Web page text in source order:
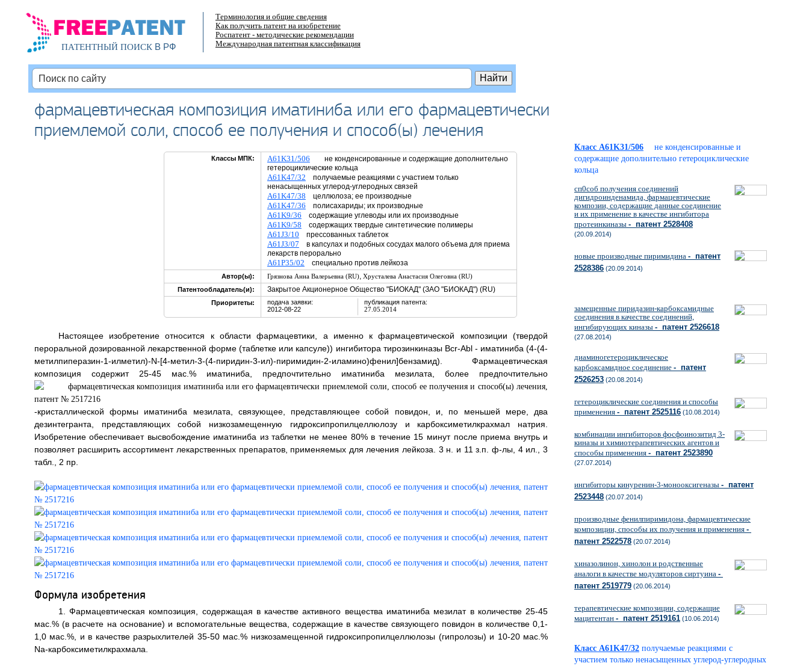
ПАТЕНТНЫЙ ПОИСКВ РФ
Терминология и общие сведения
Как получить патент на изобретение
Роспатент - методические рекомендации
Международная патентная классификация
фармацевтическая композиция иматиниба или его фармацевтически
приемлемой соли, способ ее получения и способ(ы) лечения
Классы МПК: A61K31/506 не конденсированные и содержащие дополнительно
гетероциклические кольца
A61K47/32 получаемые реакциями с участием только
ненасыщенных углерод-углеродных связей
A61K47/38 целлюлоза; ее производные
A61K47/36 полисахариды; их производные
A61K9/36 содержащие углеводы или их производные
A61K9/58 содержащих твердые синтетические полимеры
A61J3/10 прессованных таблеток
A61J3/07 в капсулах и подобных сосудах малого объема для приема
лекарств перорально
A61P35/02 специально против лейкоза
Автор(ы): Грязнова Анна Валерьевна (RU), Хрусталева Анастасия Олеговна (RU)
Патентообладатель(и):
Закрытое Акционерное Общество "БИОКАД" (ЗАО "БИОКАД") (RU)
Приоритеты:
подача заявки:
2012-08-22
публикация патента:
27.05.2014
Настоящее изобретение относится к области фармацевтики, а именно к фармацевтической композиции (твердой
пероральной дозированной лекарственной форме (таблетке или капсуле)) ингибитора тирозинкиназы Bcr-Abl - иматиниба (4-(4-
метилпиперазин-1-илметил)-N-[4-метил-3-(4-пиридин-3-ил)-пиримидин-2-иламино)фенил]бензамид). Фармацевтическая
композиция содержит 25-45 мас.% иматиниба, предпочтительно иматиниба мезилата, более предпочтительно
-кристаллической формы иматиниба мезилата, связующее, представляющее собой повидон, и, по меньшей мере, два
дезинтегранта, представляющих собой низкозамещенную гидроксипропилцеллюлозу и карбоксиметилкрахмал натрия.
Изобретение обеспечивает высвобождение иматиниба из таблетки не менее 80% в течение 15 минут после приема внутрь и
позволяет расширить ассортимент лекарственных препаратов, применяемых для лечения лейкоза. 3 н. и 11 з.п. ф-лы, 4 ил., 3
табл., 2 пр.
Формула изобретения
1. Фармацевтическая композиция, содержащая в качестве активного вещества иматиниба мезилат в количестве 25-45
мас.% (в расчете на основание) и вспомогательные вещества, содержащие в качестве связующего повидон в количестве 0,1-
1,0 мас.%, и в качестве разрыхлителей 35-50 мас.% низкозамещенной гидроксипропилцеллюлозы (гипролозы) и 10-20 мас.%
Nа-карбоксиметилкрахмала.
Класс A61K31/506
не конденсированные и
содержащие дополнительно гетероциклические
кольца
сп0соб получения соединений
дигидроинденамида, фармацевтические
композии, содержащие данные соединение
и их применение в качестве ингибитора
протеинкиназы - патент 2528408
(20.09.2014)
новые производные пиримидина - патент
2528386 (20.09.2014)
замещенные пиридазин-карбоксамидные
соединения в качестве соединений,
ингибирующих киназы - патент 2526618
(27.08.2014)
диаминогетероциклическое
карбоксамидное соединение - патент
2526253 (20.08.2014)
гетероциклические соединения и способы
применения - патент 2525116 (10.08.2014)
комбинации ингибиторов фосфоинозитид 3-
киназы и химиотерапевтических агентов и
способы применения - патент 2523890
(27.07.2014)
ингибиторы кинуренин-3-монооксигеназы - патент
2523448 (20.07.2014)
производные фенилпиримидона, фармацевтические
композиции, способы их получения и применения -
патент 2522578 (20.07.2014)
хиназолинон, хинолон и родственные
аналоги в качестве модуляторов сиртуина -
патент 2519779 (20.06.2014)
терапевтические композиции, содержащие
мацитентан - патент 2519161 (10.06.2014)
Класс A61K47/32 получаемые реакциями с
участием только ненасыщенных углерод-углеродных